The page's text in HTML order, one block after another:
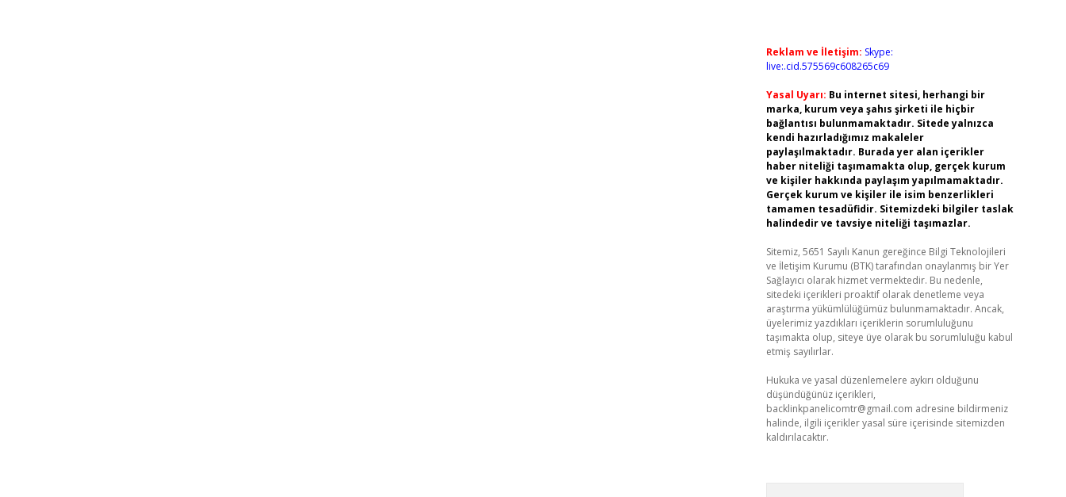
Reklam ve İletişim: Skype:
live:.cid.575569c608265c69
Yasal Uyarı: Bu internet sitesi, herhangi bir
marka, kurum veya şahıs şirketi ile hiçbir
bağlantısı bulunmamaktadır. Sitede yalnızca
kendi hazırladığımız makaleler
paylaşılmaktadır. Burada yer alan içerikler
haber niteliği taşımamakta olup, gerçek kurum
ve kişiler hakkında paylaşım yapılmamaktadır.
Gerçek kurum ve kişiler ile isim benzerlikleri
tamamen tesadüfidir. Sitemizdeki bilgiler taslak
halindedir ve tavsiye niteliği taşımazlar.
Sitemiz, 5651 Sayılı Kanun gereğince Bilgi Teknolojileri
ve İletişim Kurumu (BTK) tarafından onaylanmış bir Yer
Sağlayıcı olarak hizmet vermektedir. Bu nedenle,
sitedeki içerikleri proaktif olarak denetleme veya
araştırma yükümlülüğümüz bulunmamaktadır. Ancak,
üyelerimiz yazdıkları içeriklerin sorumluluğunu
taşımakta olup, siteye üye olarak bu sorumluluğu kabul
etmiş sayılırlar.
Hukuka ve yasal düzenlemelere aykırı olduğunu
düşündüğünüz içerikleri,
backlinkpanelicomtr@gmail.com adresine bildirmeniz
halinde, ilgili içerikler yasal süre içerisinde sitemizden
kaldırılacaktır.